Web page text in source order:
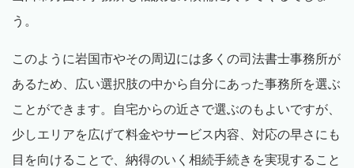
う。
このように岩国市やその周辺には多くの司法書士事務所が
あるため、広い選択肢の中から自分にあった事務所を選ぶ
ことができます。自宅からの近さで選ぶのもよいですが、
少しエリアを広げて料金やサービス内容、対応の早さにも
目を向けることで、納得のいく相続手続きを実現すること